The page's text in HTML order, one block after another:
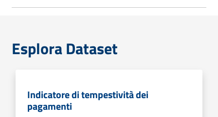
Esplora Dataset
Indicatore di tempestività dei
pagamenti